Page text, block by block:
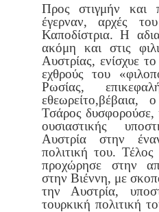
Προς στιγμήν και
έγερναν, αρχές
Καποδίστρια. Η
ακόμη και στις
Αυστρίας, ενίσχυε
εχθρούς του
Ρωσίας,
εθεωρείτο,βέβαια,
Τσάρος δυσφορούσε,
ουσιαστικής
Αυστρία στην
πολιτική του.
προχώρησε στην
στην Βιέννη, με
την Αυστρία,
τουρκική πολιτική